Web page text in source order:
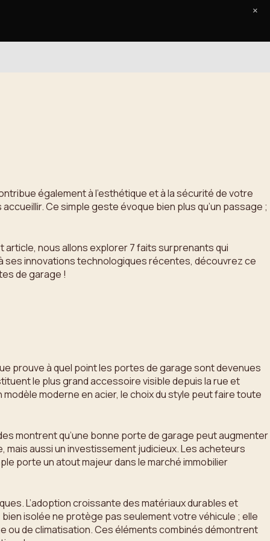
également à l’esthétique et à la sécurité de votre
Ce simple geste évoque bien plus qu’un passage ;
nous allons explorer 7 faits surprenants qui
innovations technologiques récentes, découvrez ce
de garage !
prouve à quel point les portes de garage sont devenues
le plus grand accessoire visible depuis la rue et
moderne en acier, le choix du style peut faire toute
montrent qu’une bonne porte de garage peut augmenter
mais aussi un investissement judicieux. Les acheteurs
porte un atout majeur dans le marché immobilier
L’adoption croissante des matériaux durables et
isolée ne protège pas seulement votre véhicule ; elle
ou de climatisation. Ces éléments combinés démontrent
×